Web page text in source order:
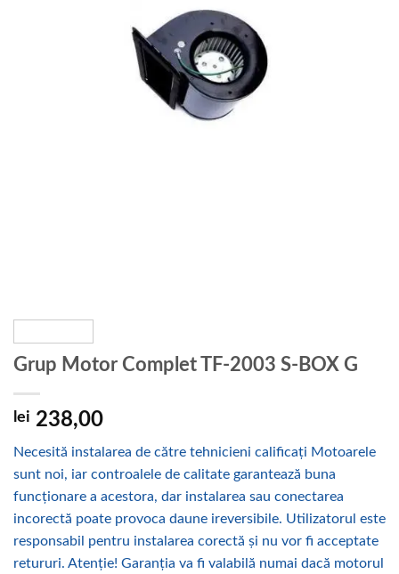
Grup Motor Complet TF-2003 S-BOX G
lei 238,00
Necesită instalarea de către tehnicieni calificați Motoarele
sunt noi, iar controalele de calitate garantează buna
funcționare a acestora, dar instalarea sau conectarea
incorectă poate provoca daune ireversibile. Utilizatorul este
responsabil pentru instalarea corectă și nu vor fi acceptate
retururi. Atenţie! Garanția va fi valabilă numai dacă motorul